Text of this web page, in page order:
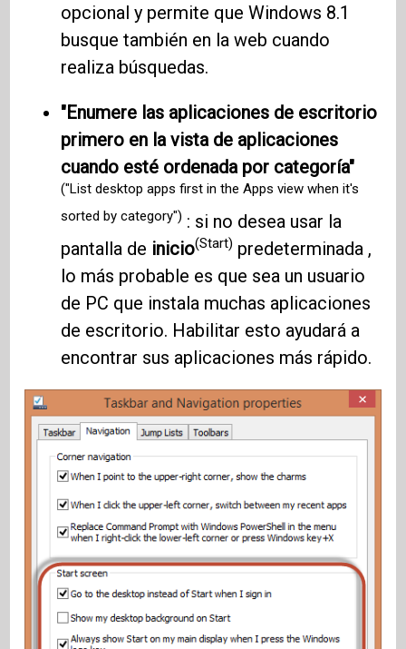
opcional y permite que Windows 8.1
busque también en la web cuando
realiza búsquedas.
"Enumere las aplicaciones de escritorio
primero en la vista de aplicaciones
cuando esté ordenada por categoría"
("List desktop apps first in the Apps view when it's
sorted by category") : si no desea usar la
pantalla de inicio(Start) predeterminada ,
lo más probable es que sea un usuario
de PC que instala muchas aplicaciones
de escritorio. Habilitar esto ayudará a
encontrar sus aplicaciones más rápido.